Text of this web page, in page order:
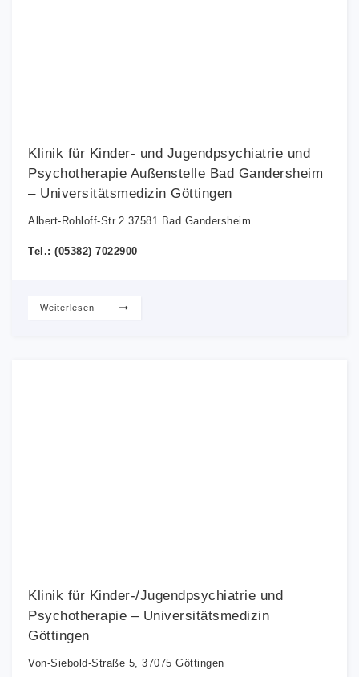
Klinik für Kinder- und Jugendpsychiatrie und
Psychotherapie Außenstelle Bad Gandersheim
– Universitätsmedizin Göttingen
Albert-Rohloff-Str.2 37581 Bad Gandersheim
Tel.: (05382) 7022900
Weiterlesen
Klinik für Kinder-/Jugendpsychiatrie und
Psychotherapie – Universitätsmedizin
Göttingen
Von-Siebold-Straße 5, 37075 Göttingen